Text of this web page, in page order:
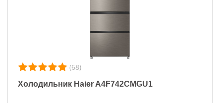
(68)
Холодильник Haier A4F742CMGU1